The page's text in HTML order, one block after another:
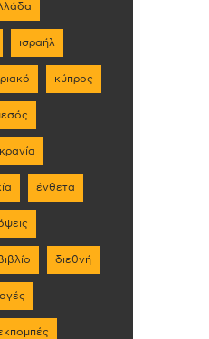
ισραήλ
κύπρος
ένθετα
διεθνή